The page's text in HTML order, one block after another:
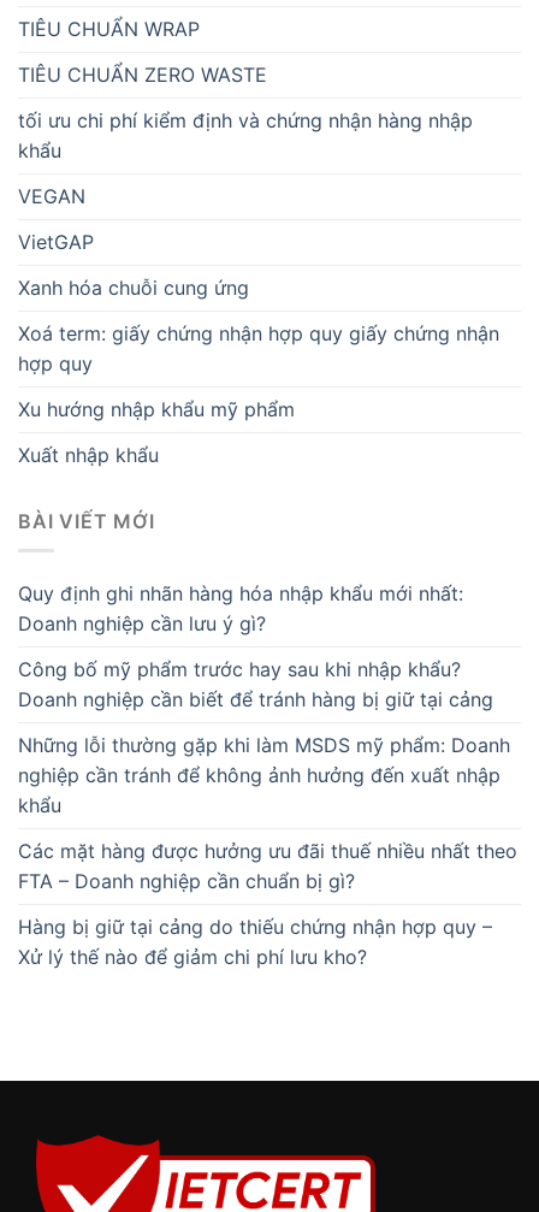
TIÊU CHUẨN WRAP
TIÊU CHUẨN ZERO WASTE
tối ưu chi phí kiểm định và chứng nhận hàng nhập
khẩu
VEGAN
VietGAP
Xanh hóa chuỗi cung ứng
Xoá term: giấy chứng nhận hợp quy giấy chứng nhận
hợp quy
Xu hướng nhập khẩu mỹ phẩm
Xuất nhập khẩu
BÀI VIẾT MỚI
Quy định ghi nhãn hàng hóa nhập khẩu mới nhất:
Doanh nghiệp cần lưu ý gì?
Công bố mỹ phẩm trước hay sau khi nhập khẩu?
Doanh nghiệp cần biết để tránh hàng bị giữ tại cảng
Những lỗi thường gặp khi làm MSDS mỹ phẩm: Doanh
nghiệp cần tránh để không ảnh hưởng đến xuất nhập
khẩu
Các mặt hàng được hưởng ưu đãi thuế nhiều nhất theo
FTA – Doanh nghiệp cần chuẩn bị gì?
Hàng bị giữ tại cảng do thiếu chứng nhận hợp quy –
Xử lý thế nào để giảm chi phí lưu kho?